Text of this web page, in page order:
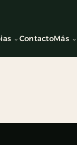
ContactoMás